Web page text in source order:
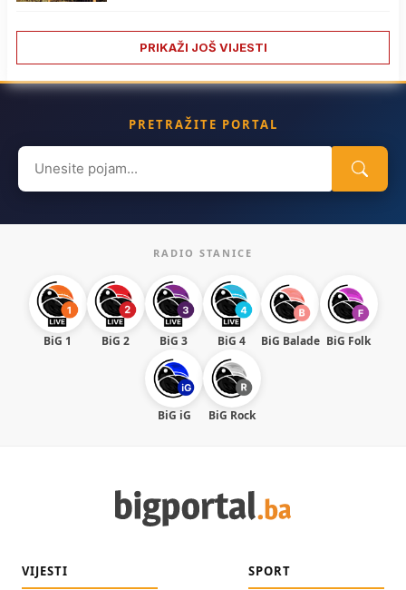
PRIKAŽI JOŠ VIJESTI
PRETRAŽITE PORTAL
Search
for:
RADIO STANICE
BiG 1 BiG 2 BiG 3 BiG 4 BiG Balade BiG Folk
BiG iG BiG Rock
VIJESTI SPORT